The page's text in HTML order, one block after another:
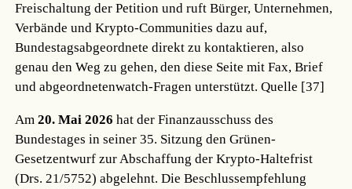
Freischaltung der Petition und ruft Bürger, Unternehmen,
Verbände und Krypto-Communities dazu auf,
Bundestagsabgeordnete direkt zu kontaktieren, also
genau den Weg zu gehen, den diese Seite mit Fax, Brief
und abgeordnetenwatch-Fragen unterstützt.Quelle [37]
Am20. Mai 2026 hat der Finanzausschuss des
Bundestages in seiner 35. Sitzung den Grünen-
Gesetzentwurf zur Abschaffung der Krypto-Haltefrist
(Drs. 21/5752) abgelehnt. Die Beschlussempfehlung